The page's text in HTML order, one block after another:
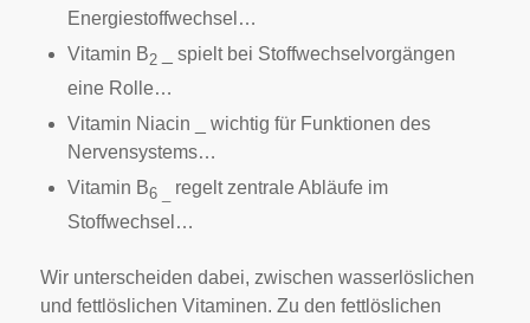
Energiestoffwechsel…
Vitamin B2_ spielt bei Stoffwechselvorgängen
eine Rolle…
Vitamin Niacin _ wichtig für Funktionen des
Nervensystems…
Vitamin B6 _ regelt zentrale Abläufe im
Stoffwechsel…
Wir unterscheiden dabei, zwischen wasserlöslichen
und fettlöslichen Vitaminen. Zu den fettlöslichen